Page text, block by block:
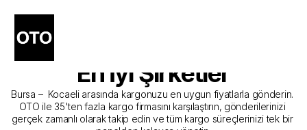
Bursa - Kocaeli Kargo
Gönderim Hizmeti Sunan
En İyi Şirketler
Bursa –  Kocaeli arasında kargonuzu en uygun fiyatlarla gönderin.
OTO ile 35'ten fazla kargo firmasını karşılaştırın, gönderilerinizi
gerçek zamanlı olarak takip edin ve tüm kargo süreçlerinizi tek bir